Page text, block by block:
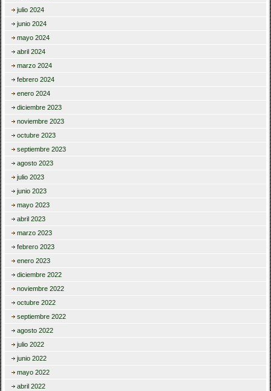
julio 2024
junio 2024
mayo 2024
abril 2024
marzo 2024
febrero 2024
enero 2024
diciembre 2023
noviembre 2023
octubre 2023
septiembre 2023
agosto 2023
julio 2023
junio 2023
mayo 2023
abril 2023
marzo 2023
febrero 2023
enero 2023
diciembre 2022
noviembre 2022
octubre 2022
septiembre 2022
agosto 2022
julio 2022
junio 2022
mayo 2022
abril 2022